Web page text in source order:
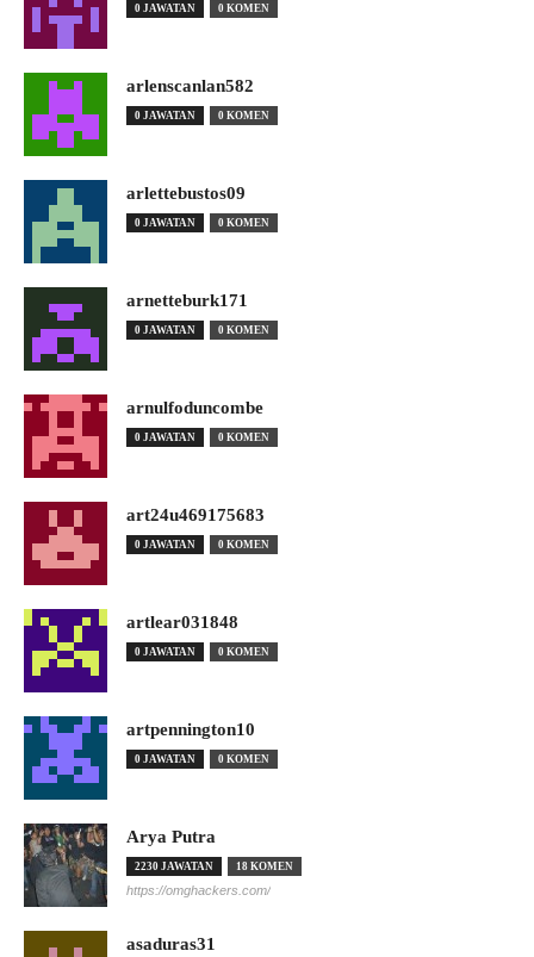
0 JAWATAN 0 KOMEN
arlenscanlan582
0 JAWATAN 0 KOMEN
arlettebustos09
0 JAWATAN 0 KOMEN
arnetteburk171
0 JAWATAN 0 KOMEN
arnulfoduncombe
0 JAWATAN 0 KOMEN
art24u469175683
0 JAWATAN 0 KOMEN
artlear031848
0 JAWATAN 0 KOMEN
artpennington10
0 JAWATAN 0 KOMEN
Arya Putra
2230 JAWATAN 18 KOMEN
https://omghackers.com/
asaduras31